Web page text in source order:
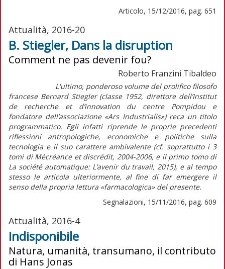
Articolo, 15/12/2016, pag. 651
Attualità, 2016-20
B. Stiegler, Dans la disruption
Comment ne pas devenir fou?
Roberto Franzini Tibaldeo
L'ultimo, ponderoso volume del prolifico filosofo
francese Bernard Stiegler (classe 1952, direttore dell’Institut
de recherche et d’innovation du centre Pompidou e
fondatore dell’associazione «Ars Industrialis») reca un titolo
programmatico. Egli infatti riprende le proprie precedenti
riflessioni antropologiche, economiche e politiche sulla
tecnologia e il suo carattere ambivalente (cf. soprattutto i 3
tomi di Mécréance et discrédit, 2004-2006, e il primo tomo di
La société automatique: L’avenir du travail, 2015), e al tempo
stesso le articola ulteriormente, al fine di far emergere il
senso della propria lettura «farmacologica» del presente.
Segnalazioni, 15/11/2016, pag. 609
Attualità, 2016-4
Indisponibile
Natura, umanità, transumano, il contributo
di Hans Jonas